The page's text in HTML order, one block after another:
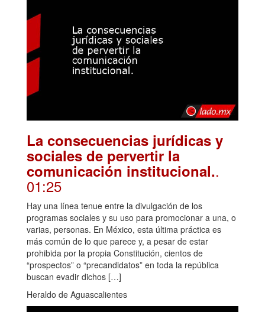
La consecuencias jurídicas y
sociales de pervertir la
comunicación institucional..
01:25
Hay una línea tenue entre la divulgación de los
programas sociales y su uso para promocionar a una, o
varias, personas. En México, esta última práctica es
más común de lo que parece y, a pesar de estar
prohibida por la propia Constitución, cientos de
“prospectos” o “precandidatos” en toda la república
buscan evadir dichos […]
Heraldo de Aguascalientes